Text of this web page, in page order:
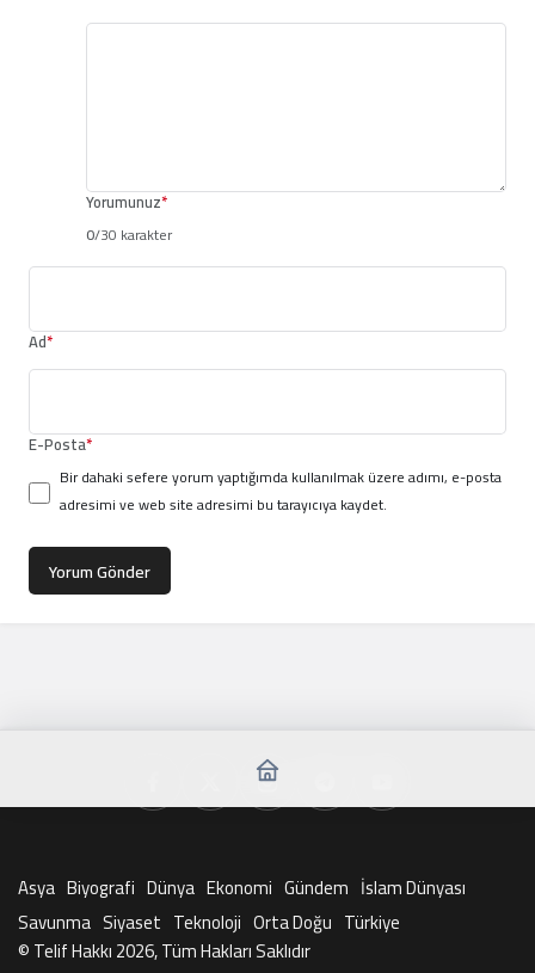
Yorumunuz*
0/30 karakter
Ad*
E-Posta*
Bir dahaki sefere yorum yaptığımda kullanılmak üzere adımı, e-posta
adresimi ve web site adresimi bu tarayıcıya kaydet.
Yorum Gönder
Asya Biyografi Dünya Ekonomi Gündem İslam Dünyası
Savunma Siyaset Teknoloji Orta Doğu Türkiye
© Telif Hakkı 2026, Tüm Hakları Saklıdır